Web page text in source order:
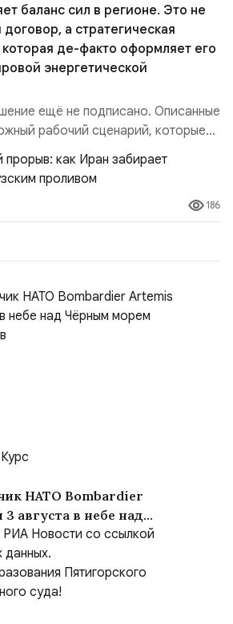
баланс сил в регионе. Это не
а стратегическая
де-факто оформляет его
энергетической
ещё не подписано. Описанные
рабочий сценарий, которые
реализованы.Разбираем ключевые
этого соглашения:. 1. Новые
25). Было: Ранее Иран и Оман
на паритетных началах —
соглашение закрепляет за
186
НАТО Bombardier
августа в небе над
девяти часов
Новости со ссылкой
данных.